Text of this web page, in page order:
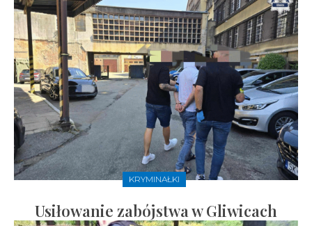
KRYMINAŁKI
Usiłowanie zabójstwa w Gliwicach